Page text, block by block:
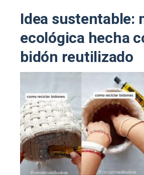
Idea sustentable:
ecológica hecha
bidón reutilizado